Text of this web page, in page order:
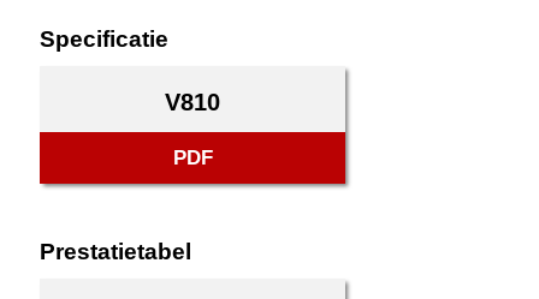
Specificatie
V810
PDF
Prestatietabel